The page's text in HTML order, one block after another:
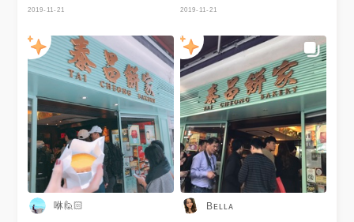
2019-11-21
你想像的不一樣👀 塔皮跟內餡
離 濃濃的牛油香很誘人阿～ 謝
謝 @Lin 提供美照❤️版面好豐盛
啊！各種美食～
2019-11-21
咻🙋🏻 Bᴇʟʟᴀ